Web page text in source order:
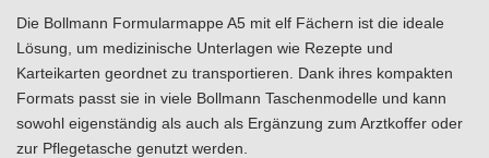
Die Bollmann Formularmappe A5 mit elf Fächern ist die ideale
Lösung, um medizinische Unterlagen wie Rezepte und
Karteikarten geordnet zu transportieren. Dank ihres kompakten
Formats passt sie in viele Bollmann Taschenmodelle und kann
sowohl eigenständig als auch als Ergänzung zum Arztkoffer oder
zur Pflegetasche genutzt werden.